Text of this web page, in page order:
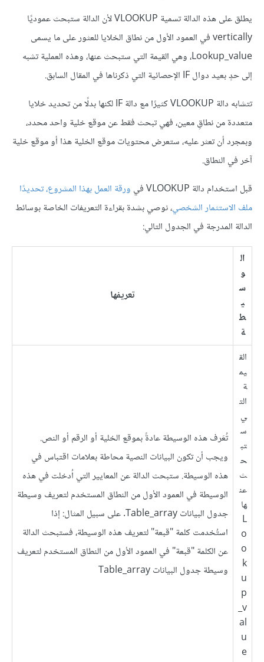
يطلق على هذه الدالة تسمية VLOOKUP لأن الدالة ستبحث عموديًا
vertically في العمود الأول من نطاق الخلايا للعثور على ما يسمى
Lookup_value، وهي القيمة التي ستبحث عنها، وهذه العملية تشبه
إلى حدٍ بعيد دوال IF الإحصائية التي ذكرناها في المقال السابق.
تتشابه دالة VLOOKUP كثيرًا مع دالة IF لكنها بدلًا من تحديد خلايا
متعددة من نطاقِ معين، فهي تبحث فقط عن موقع خلية واحد محدد،
وبمجرد أن تعثر عليه، ستعرض محتويات موقع الخلية هذا أو موقع خلية
آخر في النطاق.
قبل استخدام دالة VLOOKUP في
ورقة العمل بهذا المشروع، تحديدًا
ملف الاستثمار الشخصي، نوصي بشدة بقراءة التعريفات الخاصة بوسائط
الدالة المدرجة في الجدول التالي:
ال
و
س
ي
ط
ة
تعريفها
الق
يم
ة
الت
ي
س
تب
ح
ث
عن
ها
L
o
o
k
u
p
_v
al
u
e
تُعَرف هذه الوسيطة عادةً بموقع الخلية أو الرقم أو النص.
ويجب أن تكون البيانات النصية محاطة بعلامات اقتباس في
هذه الوسيطة. ستبحث الدالة عن المعايير التي اُدخلت في هذه
الوسيطة في العمود الأول من النطاق المستخدم لتعريف وسيطة
جدول البيانات Table_array. على سبيل المثال: إذا
استُخدمت كلمة "قبعة" لتعريف هذه الوسيطة، فستبحث الدالة
عن الكلمة "قبعة" في العمود الأول من النطاق المستخدم لتعريف
وسيطة جدول البيانات Table_array